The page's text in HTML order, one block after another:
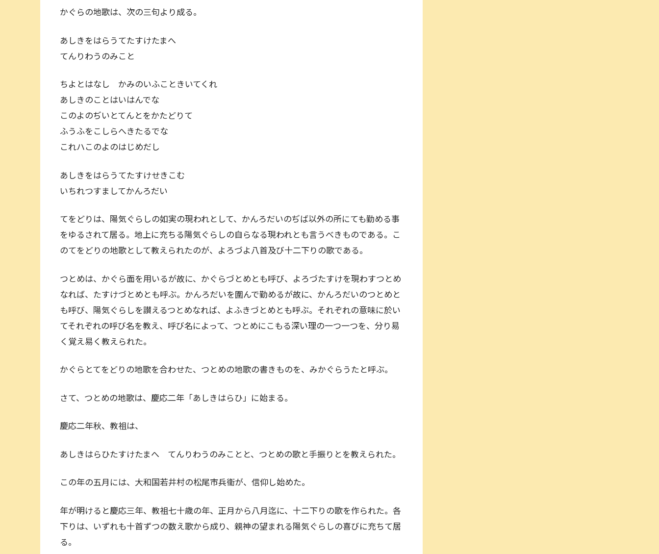
かぐらの地歌は、次の三句より成る。
あしきをはらうてたすけたまへ
てんりわうのみこと
ちよとはなし かみのいふこときいてくれ
あしきのことはいはんでな
このよのぢいとてんとをかたどりて
ふうふをこしらへきたるでな
これハこのよのはじめだし
あしきをはらうてたすけせきこむ
いちれつすましてかんろだい
てをどりは、陽気ぐらしの如実の現われとして、かんろだいのぢば以外の所にても勤める事
をゆるされて居る。地上に充ちる陽気ぐらしの自らなる現われとも言うべきものである。こ
のてをどりの地歌として教えられたのが、よろづよ八首及び十二下りの歌である。
つとめは、かぐら面を用いるが故に、かぐらづとめとも呼び、よろづたすけを現わすつとめ
なれば、たすけづとめとも呼ぶ。かんろだいを圍んで勤めるが故に、かんろだいのつとめと
も呼び、陽気ぐらしを讃えるつとめなれば、よふきづとめとも呼ぶ。それぞれの意味に於い
てそれぞれの呼び名を教え、呼び名によって、つとめにこもる深い理の一つ一つを、分り易
く覚え易く教えられた。
かぐらとてをどりの地歌を合わせた、つとめの地歌の書きものを、みかぐらうたと呼ぶ。
さて、つとめの地歌は、慶応二年「あしきはらひ」に始まる。
慶応二年秋、教祖は、
あしきはらひたすけたまへ てんりわうのみことと、つとめの歌と手振りとを教えられた。
この年の五月には、大和国若井村の松尾市兵衞が、信仰し始めた。
年が明けると慶応三年、教祖七十歳の年、正月から八月迄に、十二下りの歌を作られた。各
下りは、いずれも十首ずつの数え歌から成り、親神の望まれる陽気ぐらしの喜びに充ちて居
る。